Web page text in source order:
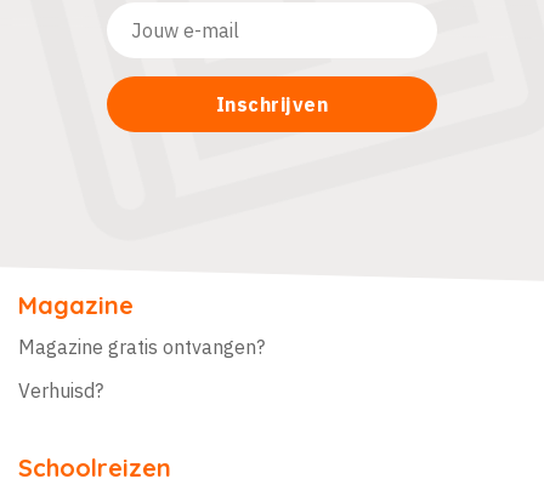
Magazine
Magazine gratis ontvangen?
Verhuisd?
Schoolreizen